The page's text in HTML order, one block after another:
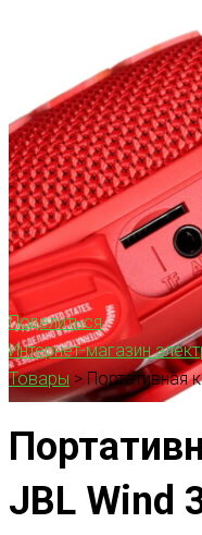
Поделиться
Интернет-магазин
Товары>Портативная
JBL Wind